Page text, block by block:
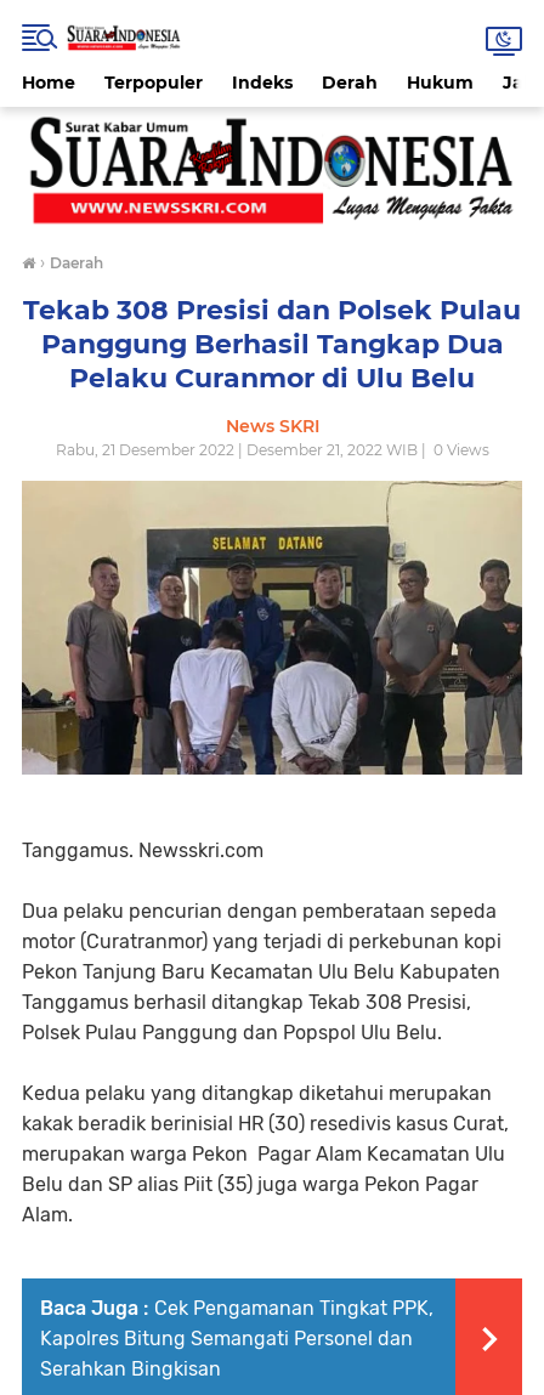
Home Terpopuler Indeks Derah Hukum
› Daerah
Tekab 308 Presisi dan Polsek Pulau
Panggung Berhasil Tangkap Dua
Pelaku Curanmor di Ulu Belu
News SKRI
Rabu, 21 Desember 2022 | Desember 21, 2022 WIB | 0Views
Tanggamus. Newsskri.com
Dua pelaku pencurian dengan pemberataan sepeda
motor (Curatranmor) yang terjadi di perkebunan kopi
Pekon Tanjung Baru Kecamatan Ulu Belu Kabupaten
Tanggamus berhasil ditangkap Tekab 308 Presisi,
Polsek Pulau Panggung dan Popspol Ulu Belu.
Kedua pelaku yang ditangkap diketahui merupakan
kakak beradik berinisial HR (30) resedivis kasus Curat,
merupakan warga Pekon Pagar Alam Kecamatan Ulu
Belu dan SP alias Piit (35) juga warga Pekon Pagar
Alam.
Baca Juga : Cek Pengamanan Tingkat PPK,
Kapolres Bitung Semangati Personel dan
Serahkan Bingkisan